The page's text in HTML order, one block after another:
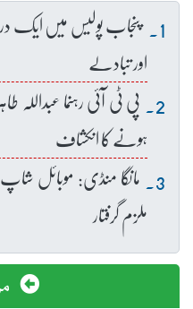
پنجاب پولیس میں ایک
اور تبادلے
پی ٹی آئی رہنما
ہونے کا انکشاف
مانگا منڈی: موبائل
ملزم گرفتار